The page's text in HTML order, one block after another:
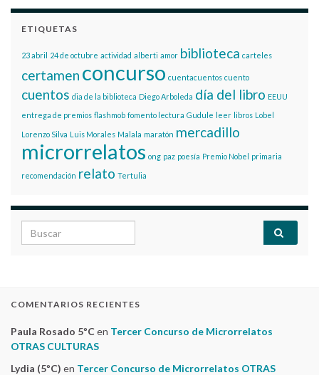
ETIQUETAS
23 abril 24 de octubre actividad alberti amor biblioteca carteles
certamen concurso cuentacuentos cuento
cuentos dia de la biblioteca Diego Arboleda día del libro EEUU
entrega de premios flashmob fomento lectura Gudule leer libros Lobel
Lorenzo Silva Luis Morales Malala maratón mercadillo
microrrelatos ong paz poesía Premio Nobel primaria
recomendación relato Tertulia
Search for:
COMENTARIOS RECIENTES
Paula Rosado 5ºCen Tercer Concurso de Microrrelatos
OTRAS CULTURAS
Lydia (5ºC) en Tercer Concurso de Microrrelatos OTRAS